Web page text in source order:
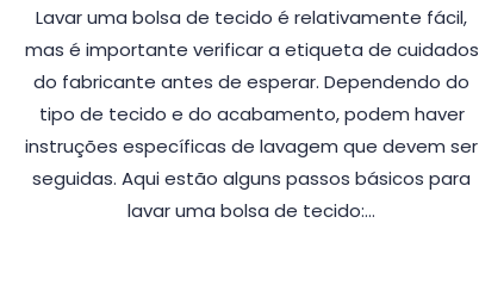
Lavar uma bolsa de tecido é relativamente fácil,
mas é importante verificar a etiqueta de cuidados
do fabricante antes de esperar. Dependendo do
tipo de tecido e do acabamento, podem haver
instruções específicas de lavagem que devem ser
seguidas. Aqui estão alguns passos básicos para
lavar uma bolsa de tecido:…